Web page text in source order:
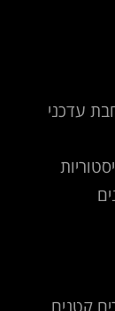
עדכני
קטנים